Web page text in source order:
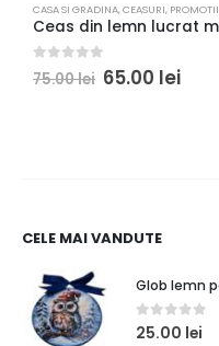
CASA SI GRADINA,CEASURI, PROMOTII
out of 5
75.00lei 65.00 lei
CELE MAI VANDUTE
0out of 5
25.00 lei